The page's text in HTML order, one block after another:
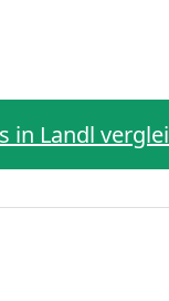
in Landl